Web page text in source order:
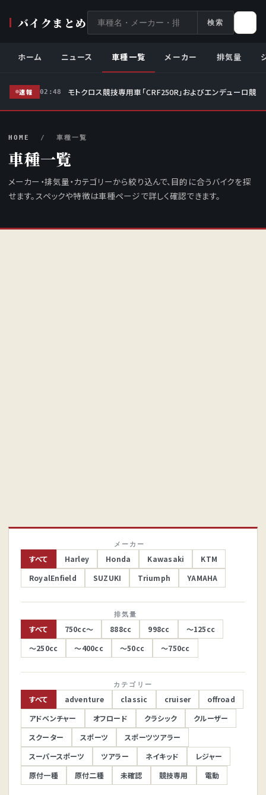
バイクまとめ
イ
内
索
検索
ホーム ニュース 車種一覧 メーカー 排気量
速報 02:48 モトクロス競技専用車「CRF250R」およびエンデューロ競
HOME / 車種一覧
車種一覧
メーカー・排気量・カテゴリーから絞り込んで、目的に合うバイクを探
せます。スペックや特徴は車種ページで詳しく確認できます。
メーカー
すべて Harley Honda Kawasaki
KTM
RoyalEnfield
SUZUKI Triumph YAMAHA
排気量
すべて 750cc～ 888cc 998cc
～125cc
～250cc
～400cc ～50cc ～750cc
カテゴリー
すべて adventure classic cruiser
offroad
アドベンチャー
オフロード クラシック
クルーザー
スクーター
スポーツ
スポーツツアラー
スーパースポーツ
ツアラー ネイキッド
レジャー
原付一種
原付二種 未確認 競技専用 電動